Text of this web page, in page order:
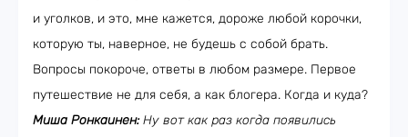
и уголков, и это, мне кажется, дороже любой корочки,
которую ты, наверное, не будешь с собой брать.
Вопросы покороче, ответы в любом размере. Первое
путешествие не для себя, а как блогера. Когда и куда?
Миша Ронкаинен:Ну вот как раз когда появились